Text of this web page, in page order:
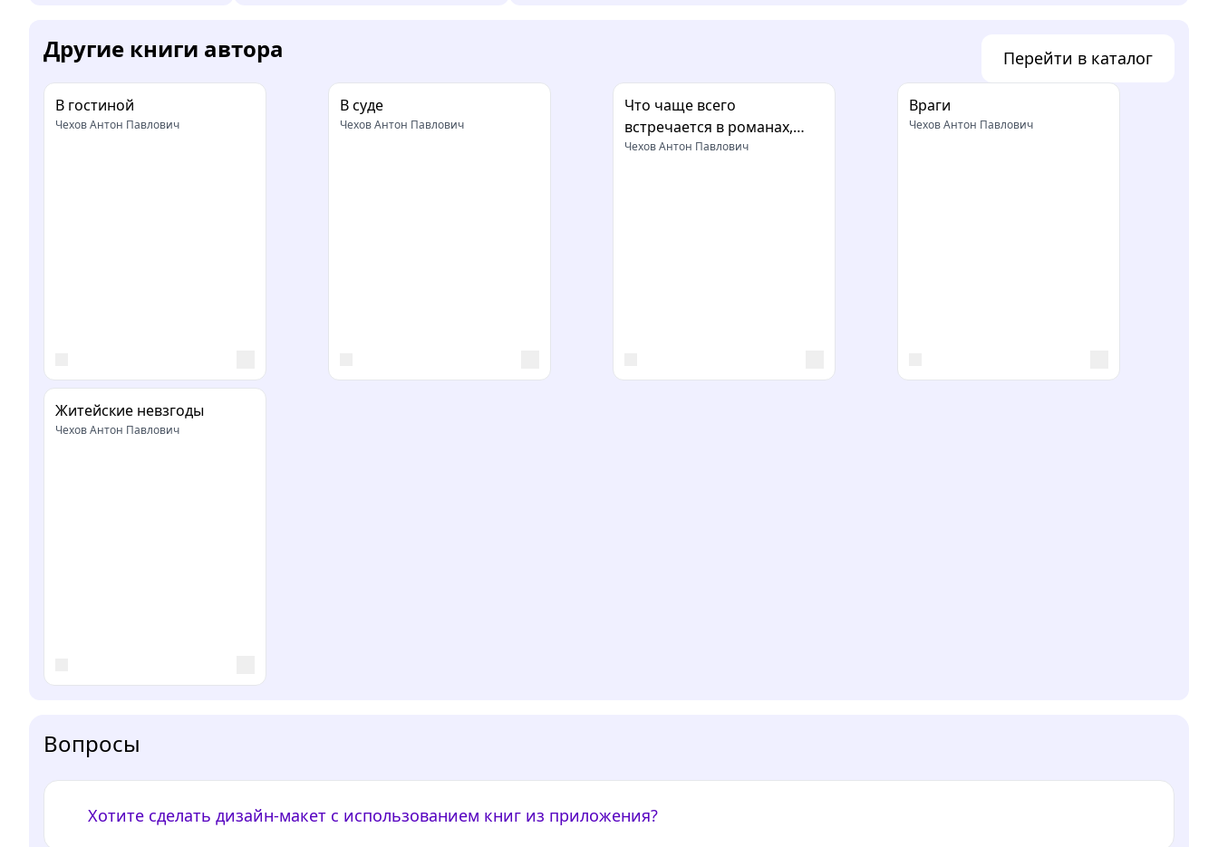
Другие книги автора Перейти в каталог
В гостиной
Чехов Антон Павлович
В суде
Чехов Антон Павлович
Что чаще всего
встречается в романах,
повестях и т.п.
Чехов Антон Павлович
Враги
Чехов Антон Павлович
Житейские невзгоды
Чехов Антон Павлович
Вопросы
Хотите сделать дизайн-макет с использованием книг из приложения?